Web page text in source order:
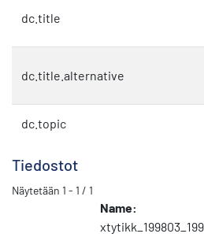
dc.title
dc.title.alternative
dc.topic
Tiedostot
Näytetään 1 - 1 / 1
Name: